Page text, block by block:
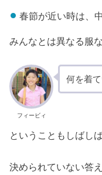
春節が近い時は、
みんなとは異なる服な
フィービィ
何を着
ということもしばしば
決められていない答